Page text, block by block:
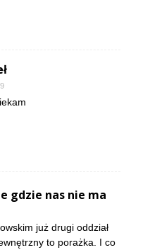
gdzie nas nie ma
już drugi oddział
to porażka. I co